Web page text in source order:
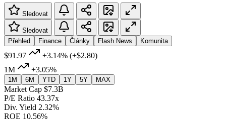
Sledovat
Sledovat
Přehled
Finance Články Flash News Komunita
$91.97 +3.14% (+$2.80)
1M
+3.05%
1M 6M YTD 1Y 5Y MAX
Market Cap $7.3B
P/E Ratio 43.37x
Div. Yield 2.32%
ROE 10.56%